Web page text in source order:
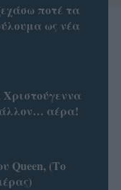
ποτέ τα
ως νέα
αέρα!
Queen, (Το